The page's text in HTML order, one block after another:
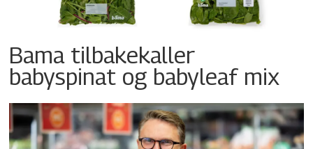
Bama tilbakekaller
babyspinat og babyleaf mix